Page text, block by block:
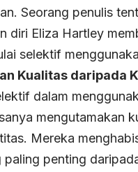
Seorang penulis
diri Eliza Hartley
selektif
Kualitas daripada
dalam
mengutamakan
Mereka
paling penting